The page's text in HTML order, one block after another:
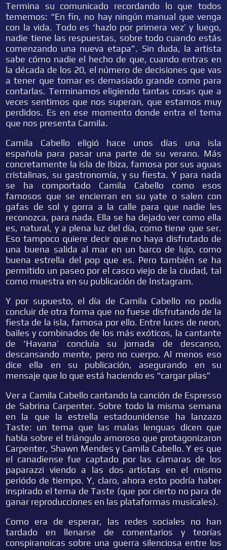
Termina su comunicado recordando lo que todos
tememos: “En fin, no hay ningún manual que venga
con la vida. Todo es ‘hazlo por primera vez’ y luego,
nadie tiene las respuestas, sobre todo cuando estás
comenzando una nueva etapa”. Sin duda, la artista
sabe cómo nadie el hecho de que, cuando entras en
la década de los 20, el número de decisiones que vas
a tener que tomar es demasiado grande como para
contarlas. Terminamos eligiendo tantas cosas que a
veces sentimos que nos superan, que estamos muy
perdidos. Es en ese momento donde entra el tema
que nos presenta Camila.
Camila Cabello eligió hace unos días una isla
española para pasar una parte de su verano. Más
concretamente la isla de Ibiza, famosa por sus aguas
cristalinas, su gastronomía, y su fiesta. Y para nada
se ha comportado Camila Cabello como esos
famosos que se encierran en su yate o salen con
gafas de sol y gorra a la calle para que nadie les
reconozca, para nada. Ella se ha dejado ver como ella
es, natural, y a plena luz del día, como tiene que ser.
Eso tampoco quiere decir que no haya disfrutado de
una buena salida al mar en un barco de lujo, como
buena estrella del pop que es. Pero también se ha
permitido un paseo por el casco viejo de la ciudad, tal
como muestra en su publicación de Instagram.
Y por supuesto, el día de Camila Cabello no podía
concluir de otra forma que no fuese disfrutando de la
fiesta de la isla, famosa por ello. Entre luces de neon,
bailes y combinados de los más exóticos, la cantante
de ‘Havana’ concluía su jornada de descanso,
descansando mente, pero no cuerpo. Al menos eso
dice ella en su publicación, asegurando en su
mensaje que lo que está haciendo es “cargar pilas”
Ver a Camila Cabello cantando la canción de Espresso
de Sabrina Carpenter. Sobre todo la misma semana
en la que la estrella estadounidense ha lanzazo
Taste: un tema que las malas lenguas dicen que
habla sobre el triángulo amoroso que protagonizaron
Carpenter, Shawn Mendes y Camila Cabello. Y es que
el canadiense fue captado por las cámaras de los
paparazzi viendo a las dos artistas en el mismo
periódo de tiempo. Y, claro, ahora esto podría haber
inspirado el tema de Taste (que por cierto no para de
ganar reproducciones en las plataformas musicales).
Como era de esperar, las redes sociales no han
tardado en llenarse de comentarios y teorías
conspiranoicas sobre una guerra silenciosa entre los